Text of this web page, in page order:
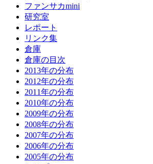
ファンサカmini
研究室
レポート
リンク集
倉庫
倉庫の目次
2013年の分布
2012年の分布
2011年の分布
2010年の分布
2009年の分布
2008年の分布
2007年の分布
2006年の分布
2005年の分布